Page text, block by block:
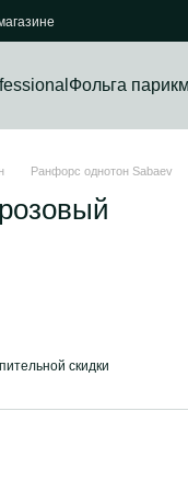
Фольга
Ранфорс однотон Sabaev
скидки